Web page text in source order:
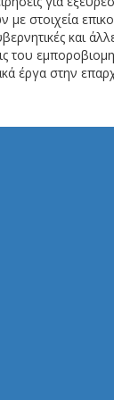
με στοιχεία
και
του
έργα στην